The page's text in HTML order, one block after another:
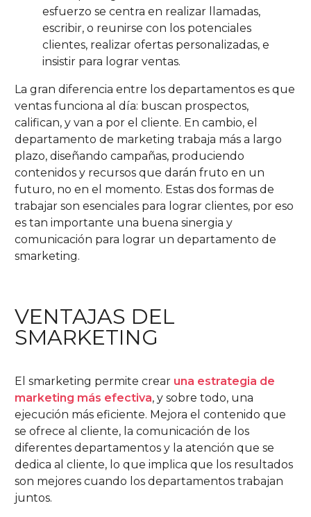
esfuerzo se centra en realizar llamadas,
escribir, o reunirse con los potenciales
clientes, realizar ofertas personalizadas, e
insistir para lograr ventas.
La gran diferencia entre los departamentos es que
ventas funciona al día: buscan prospectos,
califican, y van a por el cliente. En cambio, el
departamento de marketing trabaja más a largo
plazo, diseñando campañas, produciendo
contenidos y recursos que darán fruto en un
futuro, no en el momento. Estas dos formas de
trabajar son esenciales para lograr clientes, por eso
es tan importante una buena sinergia y
comunicación para lograr un departamento de
smarketing.
VENTAJAS DEL
SMARKETING
El smarketing permite crear una estrategia de
marketing más efectiva, y sobre todo, una
ejecución más eficiente. Mejora el contenido que
se ofrece al cliente, la comunicación de los
diferentes departamentos y la atención que se
dedica al cliente, lo que implica que los resultados
son mejores cuando los departamentos trabajan
juntos.